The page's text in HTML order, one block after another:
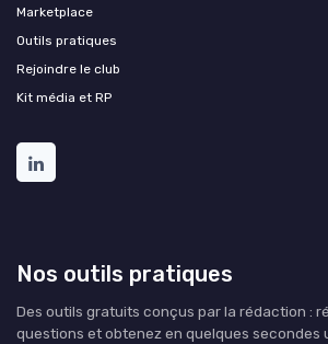
Marketplace
Outils pratiques
Rejoindre le club
Kit média et RP
Nos outils pratiques
Des outils gratuits conçus par la rédaction :
questions et obtenez en quelques secondes